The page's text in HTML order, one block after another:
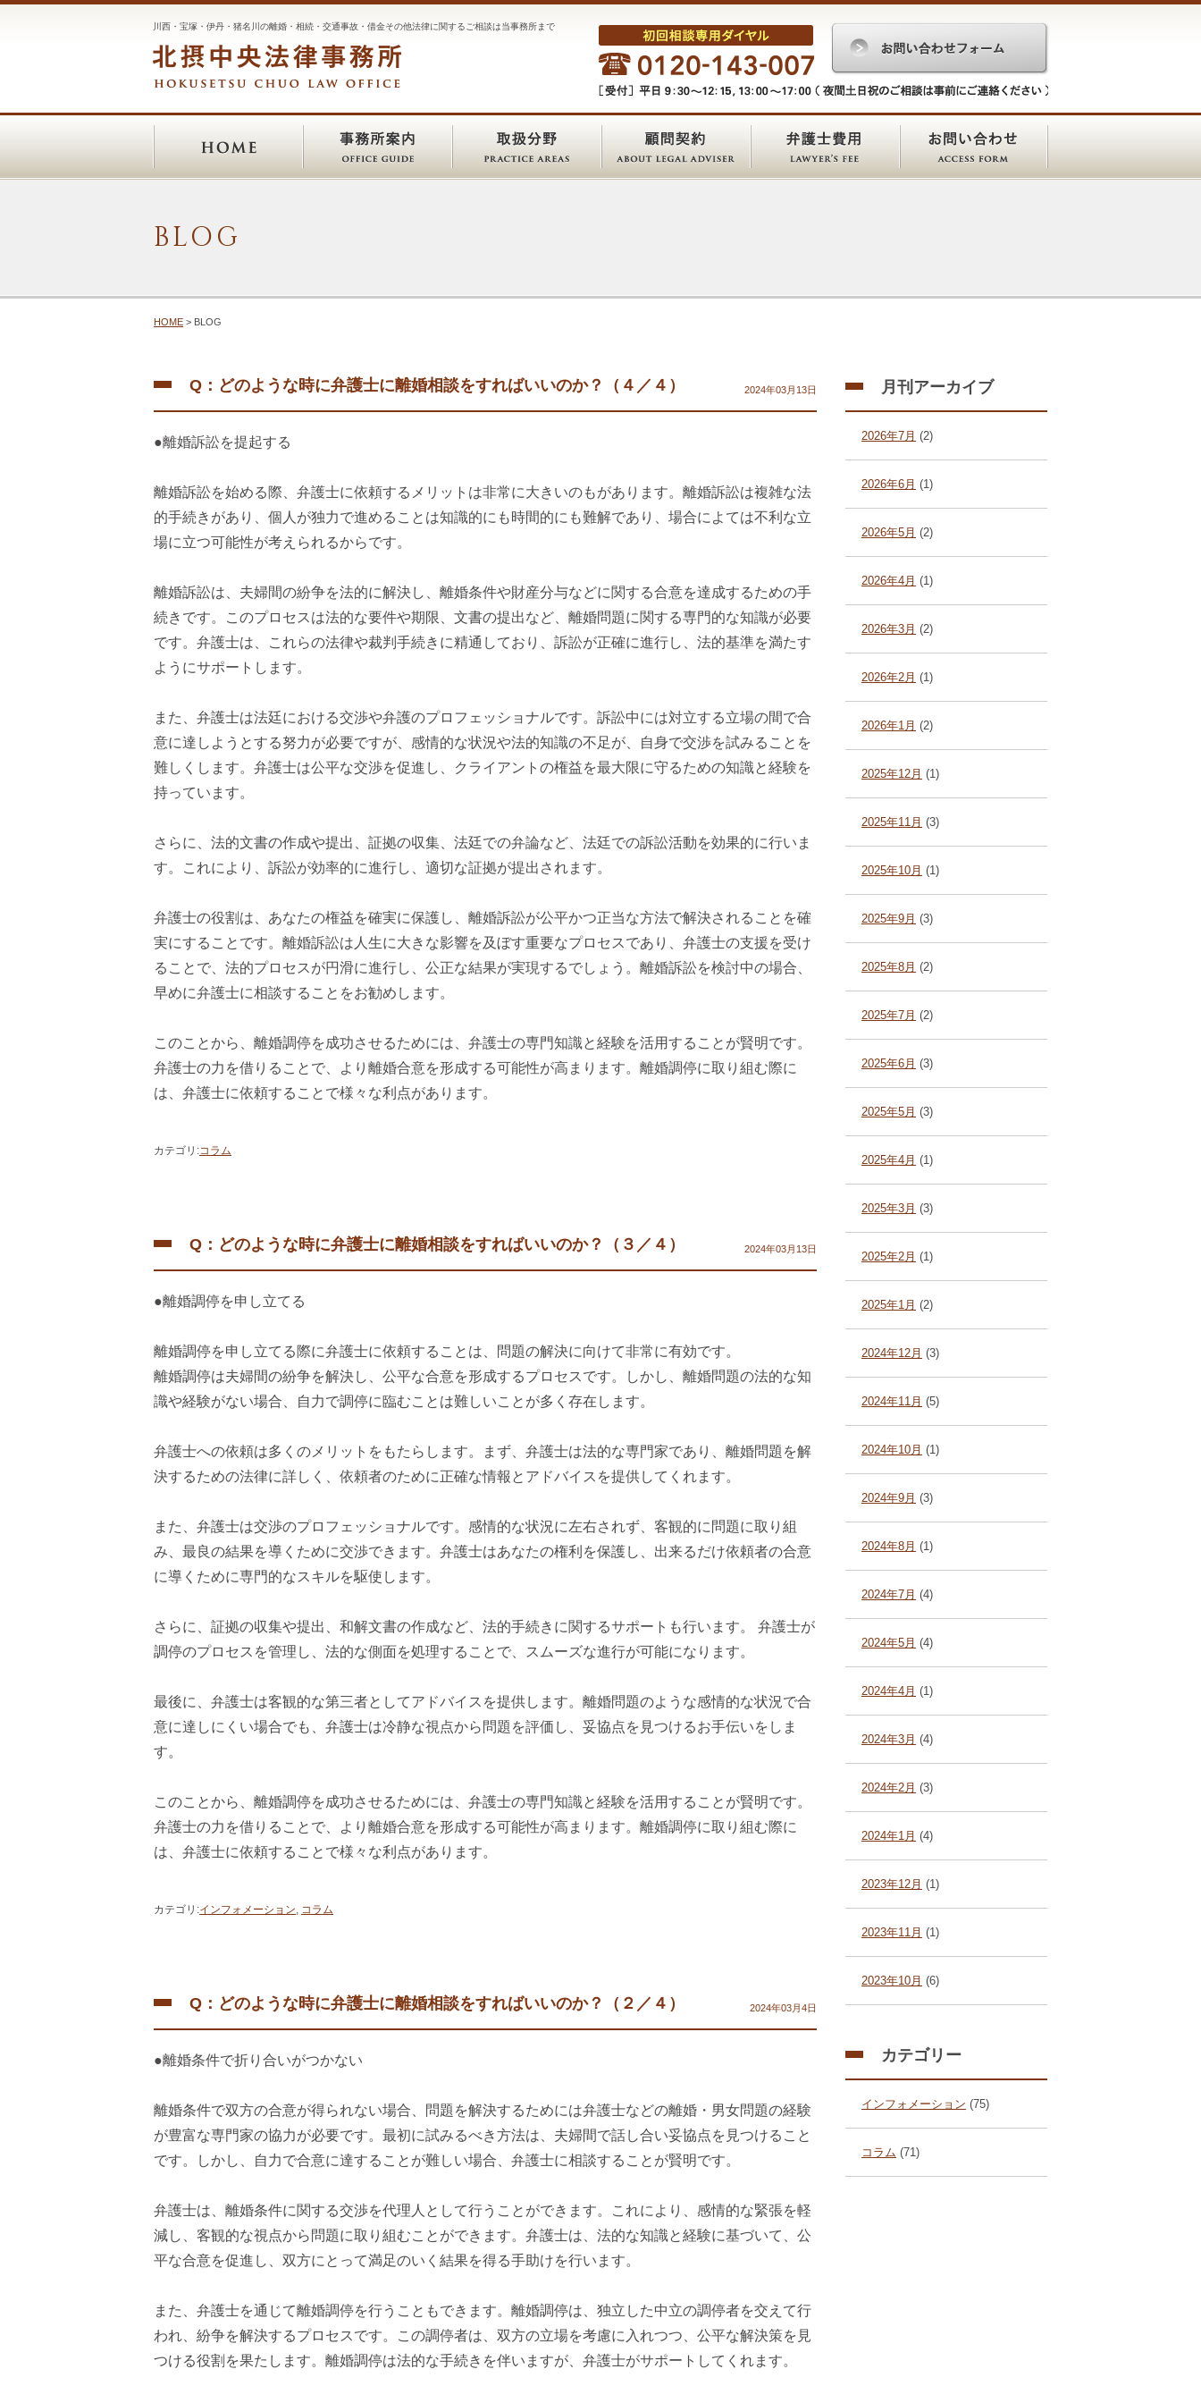
川西・宝塚・伊丹・猪名川の離婚・相続・交通事故・借金その他法律に関するご相談は当事務所まで
BLOG
HOME > BLOG
Q：どのような時に弁護士に離婚相談をすればいいのか？（４／４） 2024年03月13日
●離婚訴訟を提起する
離婚訴訟を始める際、弁護士に依頼するメリットは非常に大きいのもがあります。離婚訴訟は複雑な法
的手続きがあり、個人が独力で進めることは知識的にも時間的にも難解であり、場合によては不利な立
場に立つ可能性が考えられるからです。
離婚訴訟は、夫婦間の紛争を法的に解決し、離婚条件や財産分与などに関する合意を達成するための手
続きです。このプロセスは法的な要件や期限、文書の提出など、離婚問題に関する専門的な知識が必要
です。弁護士は、これらの法律や裁判手続きに精通しており、訴訟が正確に進行し、法的基準を満たす
ようにサポートします。
また、弁護士は法廷における交渉や弁護のプロフェッショナルです。訴訟中には対立する立場の間で合
意に達しようとする努力が必要ですが、感情的な状況や法的知識の不足が、自身で交渉を試みることを
難しくします。弁護士は公平な交渉を促進し、クライアントの権益を最大限に守るための知識と経験を
持っています。
さらに、法的文書の作成や提出、証拠の収集、法廷での弁論など、法廷での訴訟活動を効果的に行いま
す。これにより、訴訟が効率的に進行し、適切な証拠が提出されます。
弁護士の役割は、あなたの権益を確実に保護し、離婚訴訟が公平かつ正当な方法で解決されることを確
実にすることです。離婚訴訟は人生に大きな影響を及ぼす重要なプロセスであり、弁護士の支援を受け
ることで、法的プロセスが円滑に進行し、公正な結果が実現するでしょう。離婚訴訟を検討中の場合、
早めに弁護士に相談することをお勧めします。
このことから、離婚調停を成功させるためには、弁護士の専門知識と経験を活用することが賢明です。
弁護士の力を借りることで、より離婚合意を形成する可能性が高まります。離婚調停に取り組む際に
は、弁護士に依頼することで様々な利点があります。
カテゴリ :コラム
Q：どのような時に弁護士に離婚相談をすればいいのか？（３／４） 2024年03月13日
●離婚調停を申し立てる
離婚調停を申し立てる際に弁護士に依頼することは、問題の解決に向けて非常に有効です。
離婚調停は夫婦間の紛争を解決し、公平な合意を形成するプロセスです。しかし、離婚問題の法的な知
識や経験がない場合、自力で調停に臨むことは難しいことが多く存在します。
弁護士への依頼は多くのメリットをもたらします。まず、弁護士は法的な専門家であり、離婚問題を解
決するための法律に詳しく、依頼者のために正確な情報とアドバイスを提供してくれます。
また、弁護士は交渉のプロフェッショナルです。感情的な状況に左右されず、客観的に問題に取り組
み、最良の結果を導くために交渉できます。弁護士はあなたの権利を保護し、出来るだけ依頼者の合意
に導くために専門的なスキルを駆使します。
さらに、証拠の収集や提出、和解文書の作成など、法的手続きに関するサポートも行います。 弁護士が
調停のプロセスを管理し、法的な側面を処理することで、スムーズな進行が可能になります。
最後に、弁護士は客観的な第三者としてアドバイスを提供します。離婚問題のような感情的な状況で合
意に達しにくい場合でも、弁護士は冷静な視点から問題を評価し、妥協点を見つけるお手伝いをしま
す。
このことから、離婚調停を成功させるためには、弁護士の専門知識と経験を活用することが賢明です。
弁護士の力を借りることで、より離婚合意を形成する可能性が高まります。離婚調停に取り組む際に
は、弁護士に依頼することで様々な利点があります。
カテゴリ :インフォメーション, コラム
Q：どのような時に弁護士に離婚相談をすればいいのか？（２／４） 2024年03月4日
●離婚条件で折り合いがつかない
離婚条件で双方の合意が得られない場合、問題を解決するためには弁護士などの離婚・男女問題の経験
が豊富な専門家の協力が必要です。最初に試みるべき方法は、夫婦間で話し合い妥協点を見つけること
です。しかし、自力で合意に達することが難しい場合、弁護士に相談することが賢明です。
弁護士は、離婚条件に関する交渉を代理人として行うことができます。これにより、感情的な緊張を軽
減し、客観的な視点から問題に取り組むことができます。弁護士は、法的な知識と経験に基づいて、公
平な合意を促進し、双方にとって満足のいく結果を得る手助けを行います。
また、弁護士を通じて離婚調停を行うこともできます。離婚調停は、独立した中立の調停者を交えて行
われ、紛争を解決するプロセスです。この調停者は、双方の立場を考慮に入れつつ、公平な解決策を見
つける役割を果たします。離婚調停は法的な手続きを伴いますが、弁護士がサポートしてくれます。
月刊アーカイブ
2026年7月 (2)
2026年6月 (1)
2026年5月 (2)
2026年4月 (1)
2026年3月 (2)
2026年2月 (1)
2026年1月 (2)
2025年12月 (1)
2025年11月 (3)
2025年10月 (1)
2025年9月 (3)
2025年8月 (2)
2025年7月 (2)
2025年6月 (3)
2025年5月 (3)
2025年4月 (1)
2025年3月 (3)
2025年2月 (1)
2025年1月 (2)
2024年12月 (3)
2024年11月 (5)
2024年10月 (1)
2024年9月 (3)
2024年8月 (1)
2024年7月 (4)
2024年5月 (4)
2024年4月 (1)
2024年3月 (4)
2024年2月 (3)
2024年1月 (4)
2023年12月 (1)
2023年11月 (1)
2023年10月 (6)
カテゴリー
インフォメーション (75)
コラム (71)